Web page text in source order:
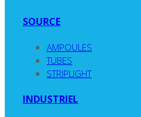
SOURCE
AMPOULES
TUBES
STRIPLIGHT
INDUSTRIEL